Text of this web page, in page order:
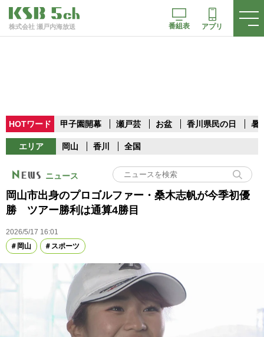
株式会社 瀬戸内海放送 番組表 アプリ
HOTワード 甲子園開幕 瀬戸芸 お盆 香川県民の日 暑
エリア 岡山 香川 全国
ニュース
岡山市出身のプロゴルファー・桑木志帆が今季初優
勝 ツアー勝利は通算4勝目
2026/5/17 16:01
岡山
スポーツ